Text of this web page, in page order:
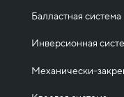
Балластная система
Инверсионная
Механически-